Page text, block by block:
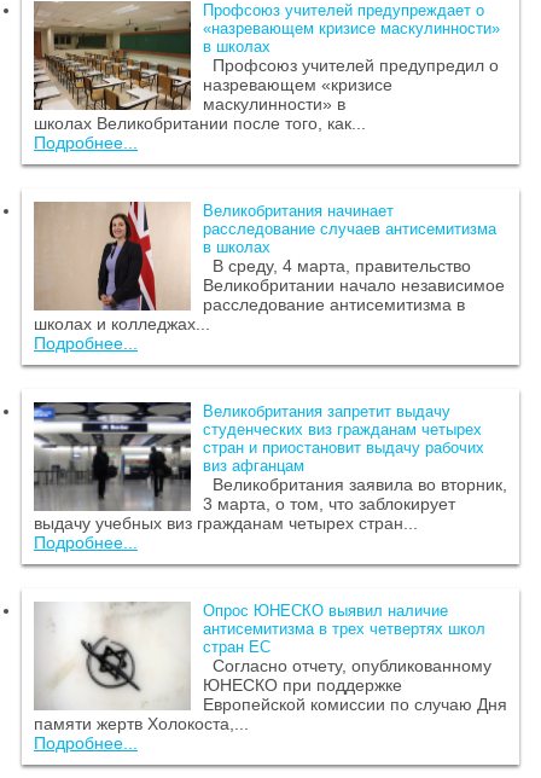
Профсоюз учителей предупреждает о
«назревающем кризисе маскулинности»
в школах
Профсоюз учителей предупредил о
назревающем «кризисе
маскулинности» в
школах Великобритании после того, как...
Подробнее...
Великобритания начинает
расследование случаев антисемитизма
в школах
В среду, 4 марта, правительство
Великобритании начало независимое
расследование антисемитизма в
школах и колледжах...
Подробнее...
Великобритания запретит выдачу
студенческих виз гражданам четырех
стран и приостановит выдачу рабочих
виз афганцам
Великобритания заявила во вторник,
3 марта, о том, что заблокирует
выдачу учебных виз гражданам четырех стран...
Подробнее...
Опрос ЮНЕСКО выявил наличие
антисемитизма в трех четвертях школ
стран ЕС
Согласно отчету, опубликованному
ЮНЕСКО при поддержке
Европейской комиссии по случаю Дня
памяти жертв Холокоста,...
Подробнее...